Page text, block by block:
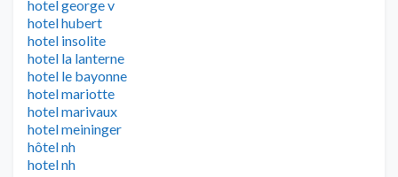
hotel george v
hotel hubert
hotel insolite
hotel la lanterne
hotel le bayonne
hotel mariotte
hotel marivaux
hotel meininger
hôtel nh
hotel nh